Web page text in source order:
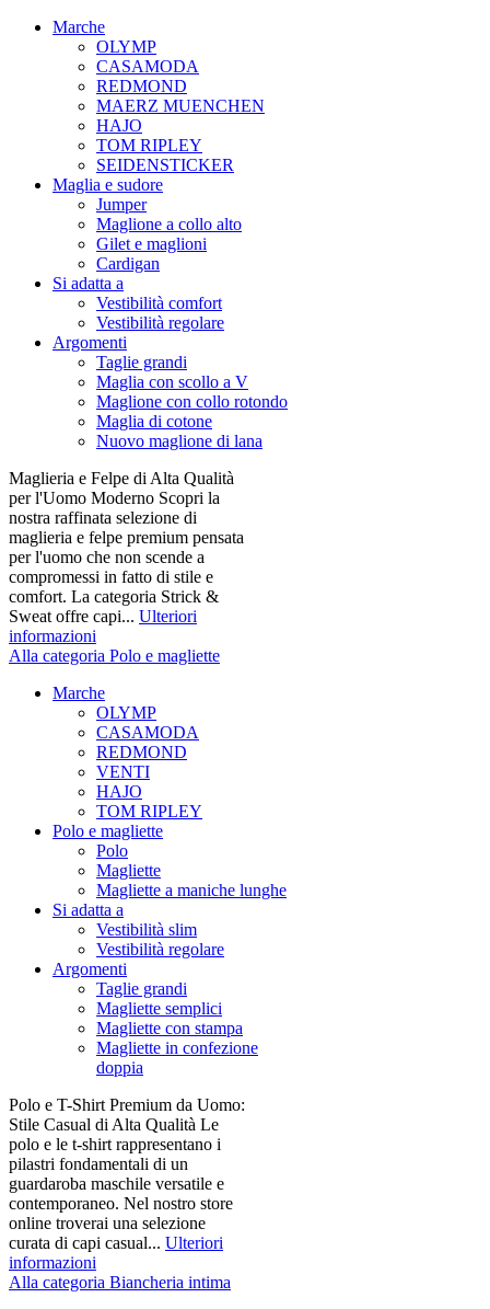
Marche
OLYMP
CASAMODA
REDMOND
MAERZ MUENCHEN
HAJO
TOM RIPLEY
SEIDENSTICKER
Maglia e sudore
Jumper
Maglione a collo alto
Gilet e maglioni
Cardigan
Si adatta a
Vestibilità comfort
Vestibilità regolare
Argomenti
Taglie grandi
Maglia con scollo a V
Maglione con collo rotondo
Maglia di cotone
Nuovo maglione di lana
Maglieria e Felpe di Alta Qualità
per l'Uomo Moderno Scopri la
nostra raffinata selezione di
maglieria e felpe premium pensata
per l'uomo che non scende a
compromessi in fatto di stile e
comfort. La categoria Strick &
Sweat offre capi... Ulteriori
informazioni
Alla categoria Polo e magliette
Marche
OLYMP
CASAMODA
REDMOND
VENTI
HAJO
TOM RIPLEY
Polo e magliette
Polo
Magliette
Magliette a maniche lunghe
Si adatta a
Vestibilità slim
Vestibilità regolare
Argomenti
Taglie grandi
Magliette semplici
Magliette con stampa
Magliette in confezione
doppia
Polo e T-Shirt Premium da Uomo:
Stile Casual di Alta Qualità Le
polo e le t-shirt rappresentano i
pilastri fondamentali di un
guardaroba maschile versatile e
contemporaneo. Nel nostro store
online troverai una selezione
curata di capi casual... Ulteriori
informazioni
Alla categoria Biancheria intima